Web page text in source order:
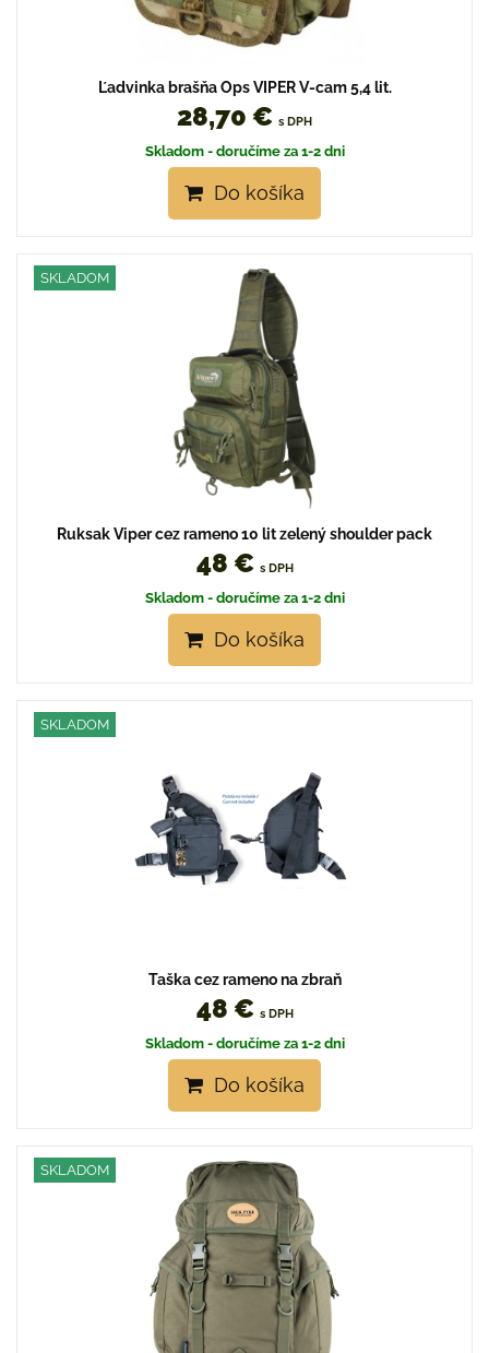
Ľadvinka brašňa Ops VIPER V-cam 5,4 lit.
28,70 € s DPH
Skladom - doručíme za 1-2 dni
Do košíka
SKLADOM
Ruksak Viper cez rameno 10 lit zelený shoulder pack
48 € s DPH
Skladom - doručíme za 1-2 dni
Do košíka
SKLADOM
Taška cez rameno na zbraň
48 € s DPH
Skladom - doručíme za 1-2 dni
Do košíka
SKLADOM